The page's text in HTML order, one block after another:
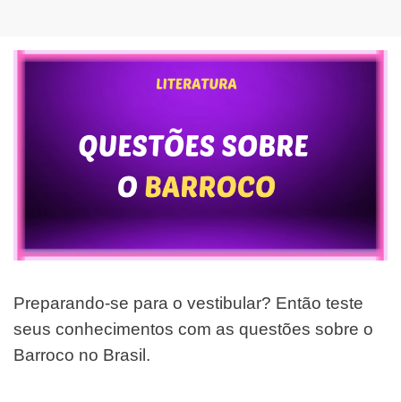
Preparando-se para o vestibular? Então teste
seus conhecimentos com as questões sobre o
Barroco no Brasil.